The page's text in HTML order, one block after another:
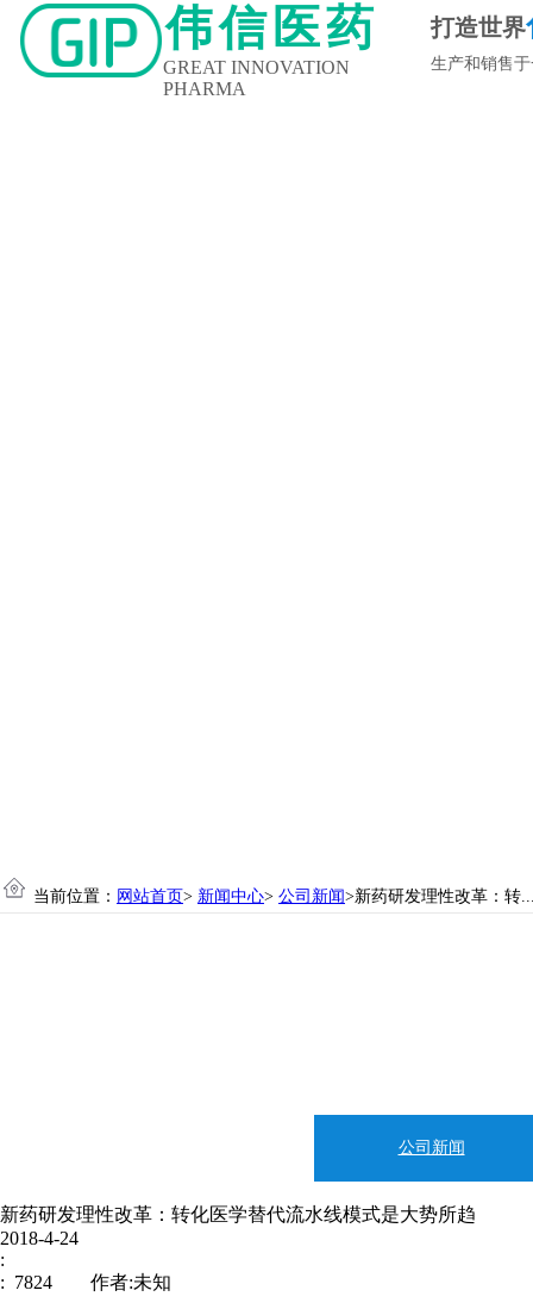
伟信医药
GREAT INNOVATION
PHARMA
打造世界
生产和销售
新药研发理性改革：转化医学替代流水线模式是大势所趋
2018-4-24
:
: 7824 作者:未知
当前位置： 网站首页> 新闻中心> 公司新闻>新药研发理性改革：转
公司新闻